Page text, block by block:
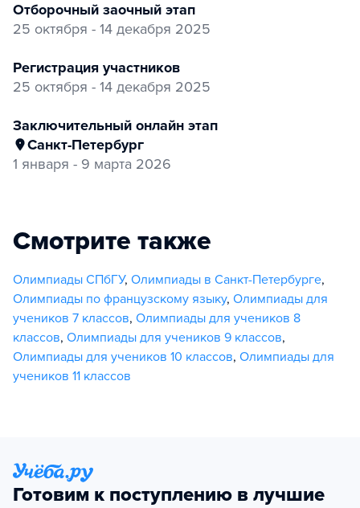
отборочный заочный этап
25 октября - 14 декабря 2025
регистрация участников
25 октября - 14 декабря 2025
заключительный онлайн этап
Санкт-Петербург
1 января - 9 марта 2026
Смотрите также
Олимпиады СПбГУ, Олимпиады в Санкт-Петербурге,
Олимпиады по французскому языку, Олимпиады для
учеников 7 классов, Олимпиады для учеников 8
классов, Олимпиады для учеников 9 классов,
Олимпиады для учеников 10 классов, Олимпиады для
учеников 11 классов
Готовим к поступлению в лучшие